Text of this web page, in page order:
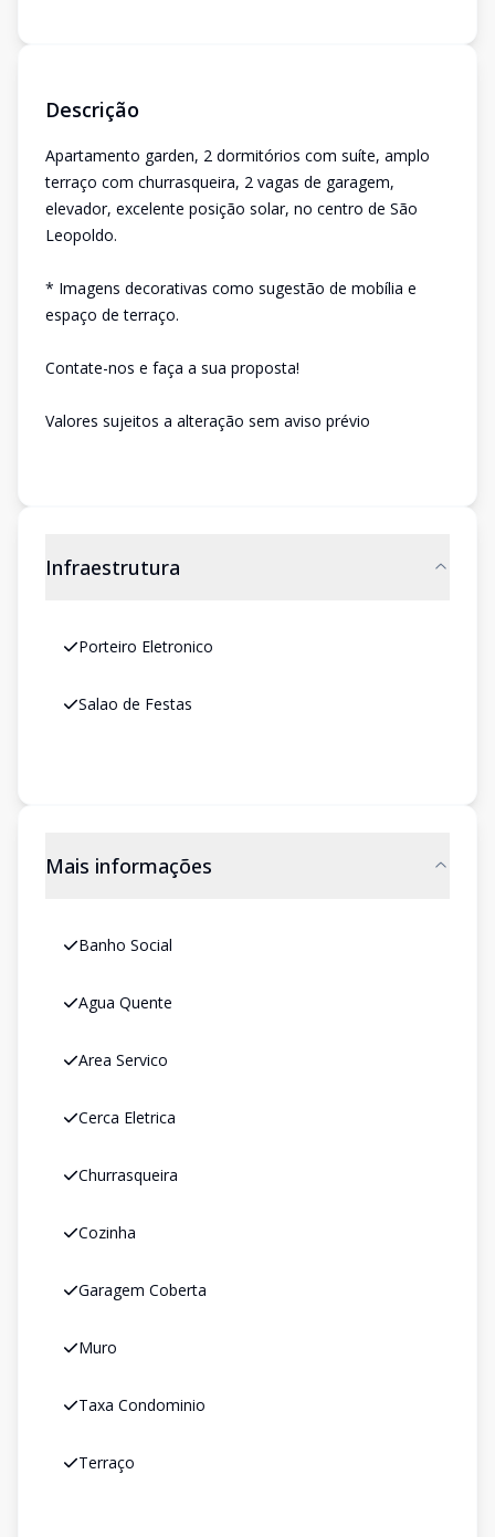
Descrição
Apartamento garden, 2 dormitórios com suíte, amplo
terraço com churrasqueira, 2 vagas de garagem,
elevador, excelente posição solar, no centro de São
Leopoldo.
* Imagens decorativas como sugestão de mobília e
espaço de terraço.
Contate-nos e faça a sua proposta!
Valores sujeitos a alteração sem aviso prévio
Infraestrutura
Porteiro Eletronico
Salao de Festas
Mais informações
Banho Social
Agua Quente
Area Servico
Cerca Eletrica
Churrasqueira
Cozinha
Garagem Coberta
Muro
Taxa Condominio
Terraço